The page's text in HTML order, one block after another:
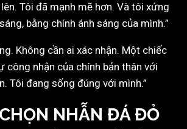
Tôi đã mạnh mẽ hơn. Và tôi xứng
bằng chính ánh sáng của mình.”
Không cần ai xác nhận. Một chiếc
công nhận của chính bản thân với
Tôi đang sống đúng với mình.”
NHẪN ĐÁ ĐỎ